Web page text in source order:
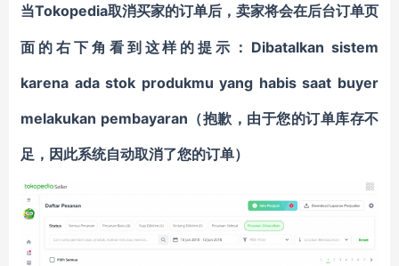
当Tokopedia取消买家的订单后，卖家将会在后台订单页
面的右下角看到这样的提示：Dibatalkan sistem
karena ada stok produkmu yang habis saat buyer
melakukan pembayaran（抱歉，由于您的订单库存不
足，因此系统自动取消了您的订单）